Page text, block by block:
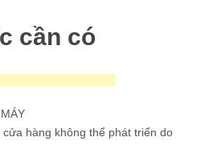
cần có
hàng không thể phát triển do